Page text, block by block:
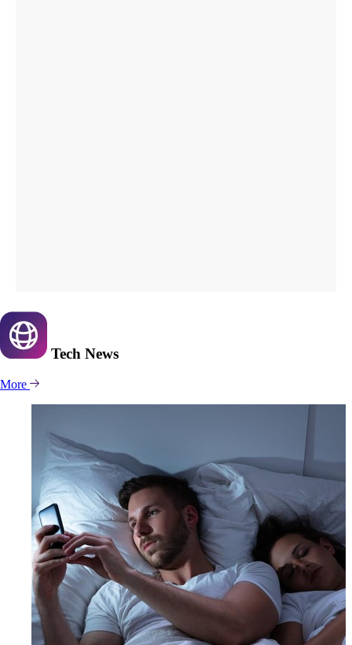
Tech News
More